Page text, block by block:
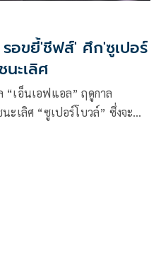
อขยี้'ชีฟส์' ศึก'ซูเปอร์
ะเลิศ
เอ็นเอฟแอล” ฤดูกาล
ะเลิศ “ซูเปอร์โบวล์” ซึ่งจะ